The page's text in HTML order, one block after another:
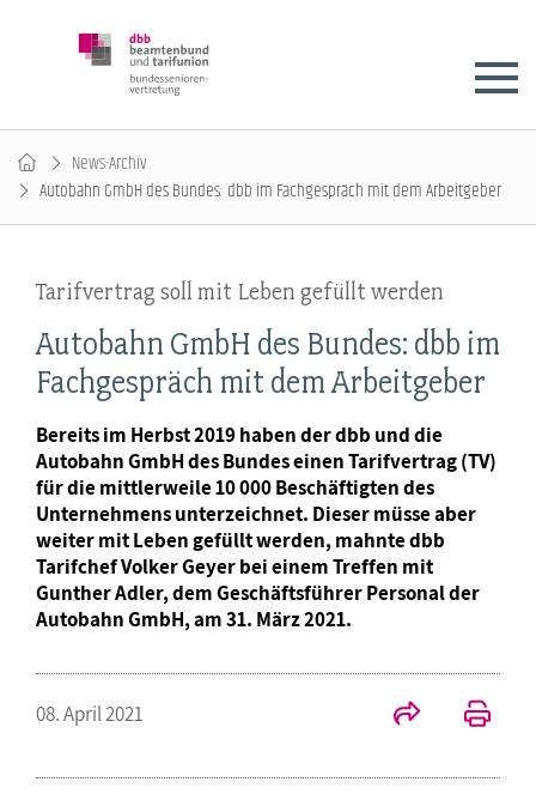
News-Archiv
Autobahn GmbH des Bundes: dbb im Fachgespräch mit dem Arbeitgeber
Tarifvertrag soll mit Leben gefüllt werden
Autobahn GmbH des Bundes: dbb im
Fachgespräch mit dem Arbeitgeber
Bereits im Herbst 2019 haben der dbb und die
Autobahn GmbH des Bundes einen Tarifvertrag (TV)
für die mittlerweile 10 000 Beschäftigten des
Unternehmens unterzeichnet. Dieser müsse aber
weiter mit Leben gefüllt werden, mahnte dbb
Tarifchef Volker Geyer bei einem Treffen mit
Gunther Adler, dem Geschäftsführer Personal der
Autobahn GmbH, am 31. März 2021.
08. April 2021